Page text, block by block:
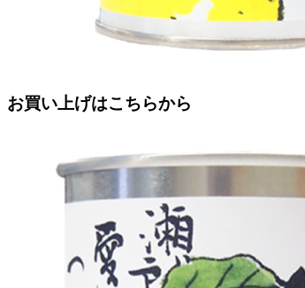
お買い上げはこちらから